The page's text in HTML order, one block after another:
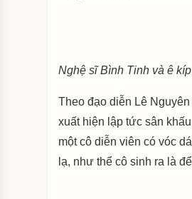
Nghệ sĩ Bình Tinh và ê
Theo đạo diễn Lê
xuất hiện lập tức sân
một cô diễn viên có vóc
lạ, như thể cô sinh ra là